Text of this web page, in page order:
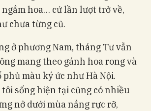
hoa… cứ lần lượt trở về,
chưa từng cũ.
ở phương Nam, tháng Tư vẫn
mang theo gánh hoa rong và
màu ký ức như Hà Nội.
sống hiện tại cũng có nhiều
nở dưới mùa nắng rực rỡ,